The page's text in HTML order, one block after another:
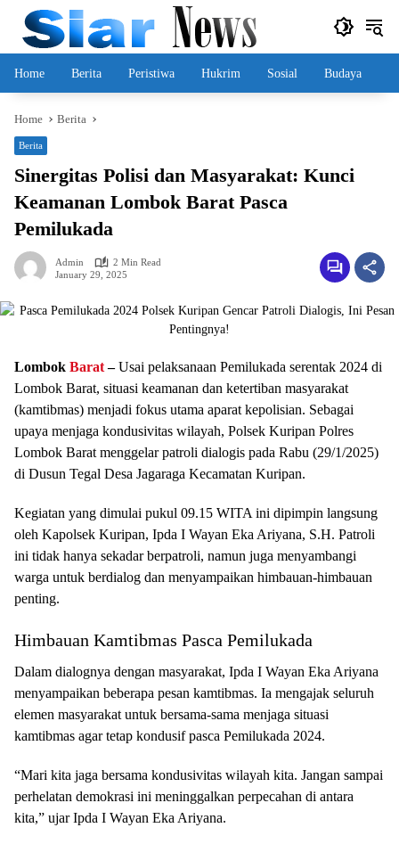
content
Home Berita Peristiwa Hukrim Sosial Budaya
Home Berita
Berita
Sinergitas Polisi dan Masyarakat: Kunci
Keamanan Lombok Barat Pasca
Pemilukada
Admin
2 Min Read
January 29, 2025
Lombok Barat–Usai pelaksanaan Pemilukada serentak 2024 di
Lombok Barat, situasi keamanan dan ketertiban masyarakat
(kamtibmas) menjadi fokus utama aparat kepolisian. Sebagai
upaya menjaga kondusivitas wilayah, Polsek Kuripan Polres
Lombok Barat menggelar patroli dialogis pada Rabu (29/1/2025)
di Dusun Tegal Desa Jagaraga Kecamatan Kuripan.
Kegiatan yang dimulai pukul 09.15 WITA ini dipimpin langsung
oleh Kapolsek Kuripan, Ipda I Wayan Eka Ariyana, S.H. Patroli
ini tidak hanya sekadar berpatroli, namun juga menyambangi
warga untuk berdialog dan menyampaikan himbauan-himbauan
penting.
Himbauan Kamtibmas Pasca Pemilukada
Dalam dialognya dengan masyarakat, Ipda I Wayan Eka Ariyana
menyampaikan beberapa pesan kamtibmas. Ia mengajak seluruh
elemen masyarakat untuk bersama-sama menjaga situasi
kamtibmas agar tetap kondusif pasca Pemilukada 2024.
“Mari kita jaga bersama kondusivitas wilayah kita. Jangan sampai
perhelatan demokrasi ini meninggalkan perpecahan di antara
kita,” ujar Ipda I Wayan Eka Ariyana.